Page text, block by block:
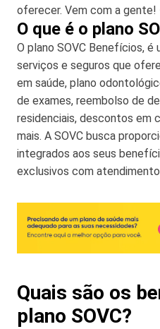
oferecer. Vem com a gente!
O que é o plano
O plano SOVC Benefícios,
serviços e seguros que
em saúde, plano
de exames, reembolso de
residenciais, descontos em
mais. A SOVC busca
integrados aos seus
exclusivos com
Quais são os
plano SOVC?